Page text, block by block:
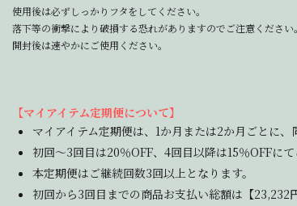
使用後は必ずしっかりフタをしてください。
落下等の衝撃により破損する恐れがありますのでご注意ください。
開封後は速やかにご使用ください。
【マイアイテム定期便について】
マイアイテム定期便は、1か月または2か月ごとに、
初回～3回目は20％OFF、4回目以降は15％OFFにて
本定期便はご継続回数3回以上となります。
初回から3回目までの商品お支払い総額は【23,232